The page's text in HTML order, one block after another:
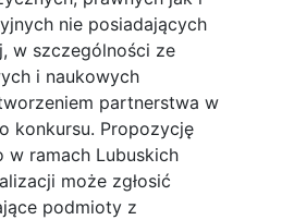
nie posiadających
w szczególności ze
i naukowych
partnerstwa w
konkursu. Propozycję
ramach Lubuskich
może zgłosić
podmioty z